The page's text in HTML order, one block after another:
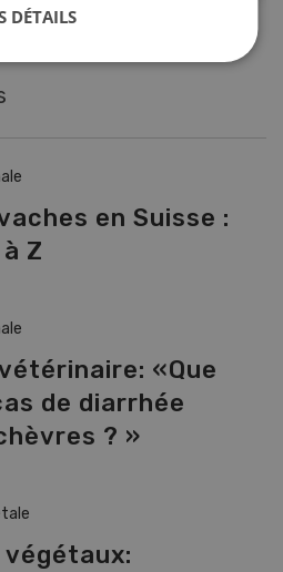
en Suisse :
Z
vétérinaire: «Que
de diarrhée
? »
DÉTAILS